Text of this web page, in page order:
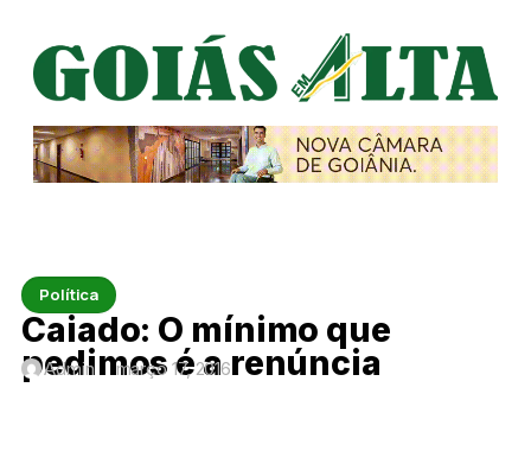
Política
Caiado: O mínimo que
pedimos é a renúncia
Admin março 17, 2016